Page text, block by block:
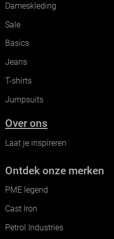
Dameskleding
Sale
Basics
Jeans
T-shirts
Jumpsuits
Over ons
Laat je inspireren
Ontdek onze merken
PME legend
Cast Iron
Petrol Industries